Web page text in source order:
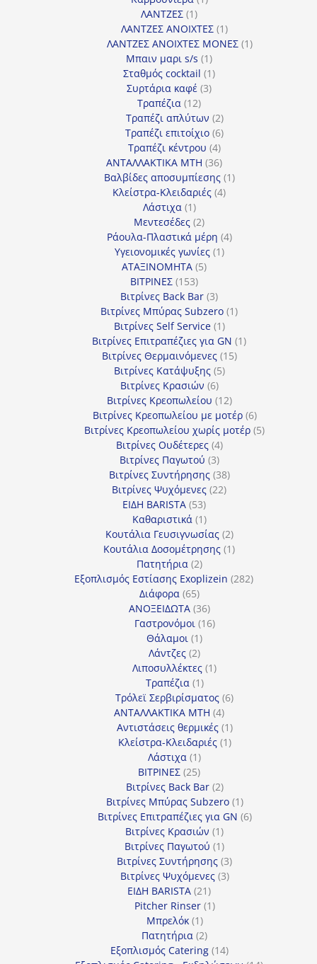
ΛΑΝΤΖΕΣ 11
προϊόν
ΛΑΝΤΖΕΣ ΑΝΟΙΧΤΕΣ 11
προϊόν
ΛΑΝΤΖΕΣ ΑΝΟΙΧΤΕΣ ΜΟΝΕΣ 11
Μπαιν μαρι s/s 11
προϊόν
Σταθμός cocktail 11
Συρτάρια καφέ 33
Τραπέζια 1212
προϊόντα
Τραπέζι απλύτων 22
προϊόντα
Τραπέζι επιτοίχιο 66
προϊόντα
Τραπέζι κέντρου 44
προϊόντα
ΑΝΤΑΛΛΑΚΤΙΚΑ MTH 3636
προϊόντα
Βαλβίδες αποσυμπίεσης 11
Κλείστρα-Κλειδαριές 44
Λάστιχα 11
προϊόν
Μεντεσέδες 22
προϊόντα
Ράουλα-Πλαστικά μέρη 44
Υγειονομικές γωνίες 11
ΑΤΑΞΙΝΟΜΗΤΑ 55
ΒΙΤΡΙΝΕΣ 153153
προϊόντα
Βιτρίνες Back Bar 33
προϊόντα
Βιτρίνες Mπύρας Subzero 11
Βιτρίνες Self Service 11
προϊόν
Βιτρίνες Επιτραπέζιες για GN 11
Βιτρίνες Θερμαινόμενες 1515
Βιτρίνες Κατάψυξης 55
Βιτρίνες Κρασιών 66
προϊόντα
Βιτρίνες Κρεοπωλείου 1212
προϊόντα
Βιτρίνες Κρεοπωλείου με μοτέρ 66
προϊόντα
Βιτρίνες Κρεοπωλείου χωρίς μοτέρ 55
Βιτρίνες Ουδέτερες 44
προϊόντα
Βιτρίνες Παγωτού 33
προϊόντα
Βιτρίνες Συντήρησης 3838
προϊόντα
Βιτρίνες Ψυχόμενες 2222
ΕΙΔΗ BARISTA 5353
προϊόντα
Καθαριστικά 11
προϊόν
Κουτάλια Γευσιγνωσίας 22
προϊόντα
Κουτάλια Δοσομέτρησης 11
Πατητήρια 22
προϊόντα
Εξοπλισμός Εστίασης Exoplizein 282282
Διάφορα 6565
προϊόντα
ΑΝΟΞΕΙΔΩΤΑ 3636
προϊόντα
Γαστρονόμοι 1616
Θάλαμοι 11
προϊόν
Λάντζες 22
προϊόντα
Λιποσυλλέκτες 11
Τραπέζια 11
προϊόν
Τρόλεϊ Σερβιρίσματος 66
ΑΝΤΑΛΛΑΚΤΙΚΑ MTH 44
προϊόντα
Αντιστάσεις θερμικές 11
προϊόν
Κλείστρα-Κλειδαριές 11
Λάστιχα 11
προϊόν
ΒΙΤΡΙΝΕΣ 2525
προϊόντα
Βιτρίνες Back Bar 22
προϊόντα
Βιτρίνες Mπύρας Subzero 11
προϊόν
Βιτρίνες Επιτραπέζιες για GN 66
Βιτρίνες Κρασιών 11
προϊόν
Βιτρίνες Παγωτού 11
προϊόν
Βιτρίνες Συντήρησης 33
προϊόντα
Βιτρίνες Ψυχόμενες 33
ΕΙΔΗ BARISTA 2121
προϊόντα
Pitcher Rinser 11
Μπρελόκ 11
προϊόν
Πατητήρια 22
προϊόντα
Εξοπλισμός Catering 1414